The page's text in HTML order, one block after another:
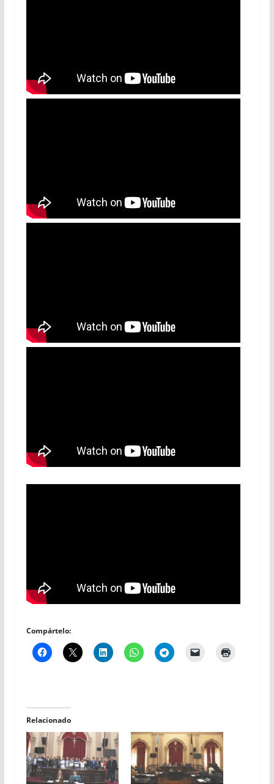
Compártelo:
Relacionado